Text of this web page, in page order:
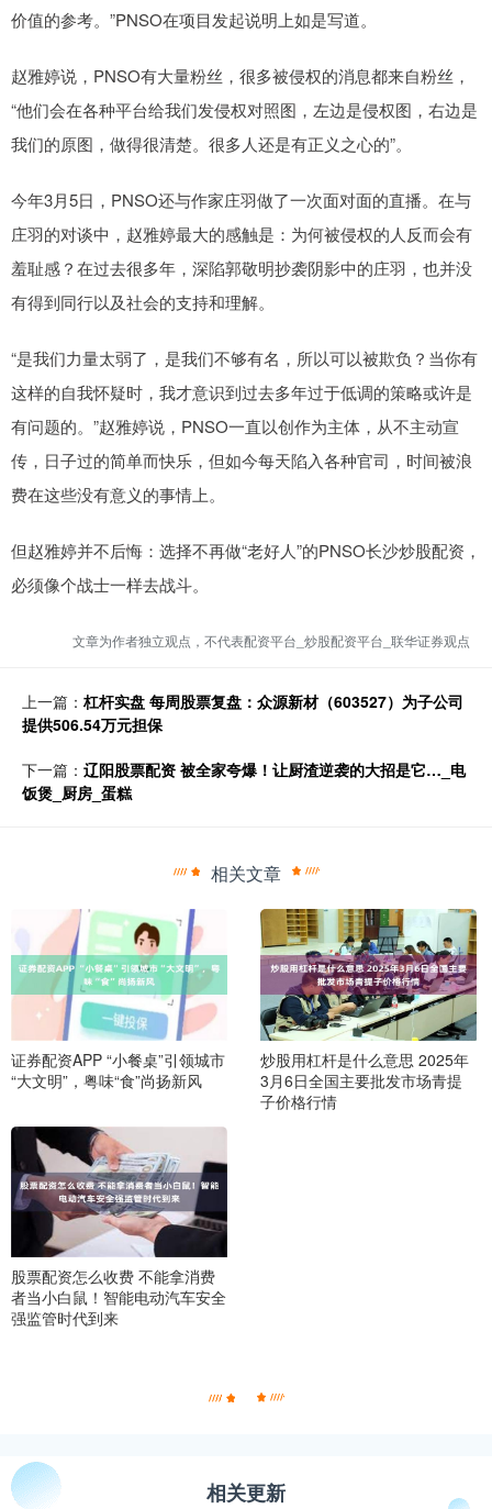
价值的参考。”PNSO在项目发起说明上如是写道。
赵雅婷说，PNSO有大量粉丝，很多被侵权的消息都来自粉丝，
“他们会在各种平台给我们发侵权对照图，左边是侵权图，右边是
我们的原图，做得很清楚。很多人还是有正义之心的”。
今年3月5日，PNSO还与作家庄羽做了一次面对面的直播。在与
庄羽的对谈中，赵雅婷最大的感触是：为何被侵权的人反而会有
羞耻感？在过去很多年，深陷郭敬明抄袭阴影中的庄羽，也并没
有得到同行以及社会的支持和理解。
“是我们力量太弱了，是我们不够有名，所以可以被欺负？当你有
这样的自我怀疑时，我才意识到过去多年过于低调的策略或许是
有问题的。”赵雅婷说，PNSO一直以创作为主体，从不主动宣
传，日子过的简单而快乐，但如今每天陷入各种官司，时间被浪
费在这些没有意义的事情上。
但赵雅婷并不后悔：选择不再做“老好人”的PNSO长沙炒股配资，
必须像个战士一样去战斗。
文章为作者独立观点，不代表配资平台_炒股配资平台_联华证券观点
上一篇： 杠杆实盘 每周股票复盘：众源新材（603527）为子公司
提供506.54万元担保
下一篇： 辽阳股票配资 被全家夸爆！让厨渣逆袭的大招是它…_电
饭煲_厨房_蛋糕
相关文章
证券配资APP “小餐桌”引领城市
“大文明”，粤味“食”尚扬新风
炒股用杠杆是什么意思 2025年
3月6日全国主要批发市场青提
子价格行情
股票配资怎么收费 不能拿消费
者当小白鼠！智能电动汽车安全
强监管时代到来
相关更新